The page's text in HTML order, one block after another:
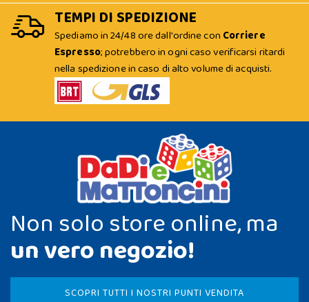
TEMPI DI SPEDIZIONE
Spediamo in 24/48 ore dall'ordine con Corriere
Espresso; potrebbero in ogni caso verificarsi ritardi
nella spedizione in caso di alto volume di acquisti.
Non solo store online, ma
un vero negozio!
SCOPRI TUTTI I NOSTRI PUNTI VENDITA